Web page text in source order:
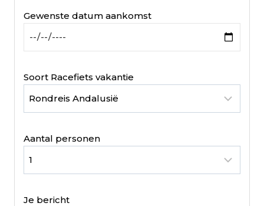
Gewenste datum aankomst
Soort Racefiets vakantie
Aantal personen
Je bericht